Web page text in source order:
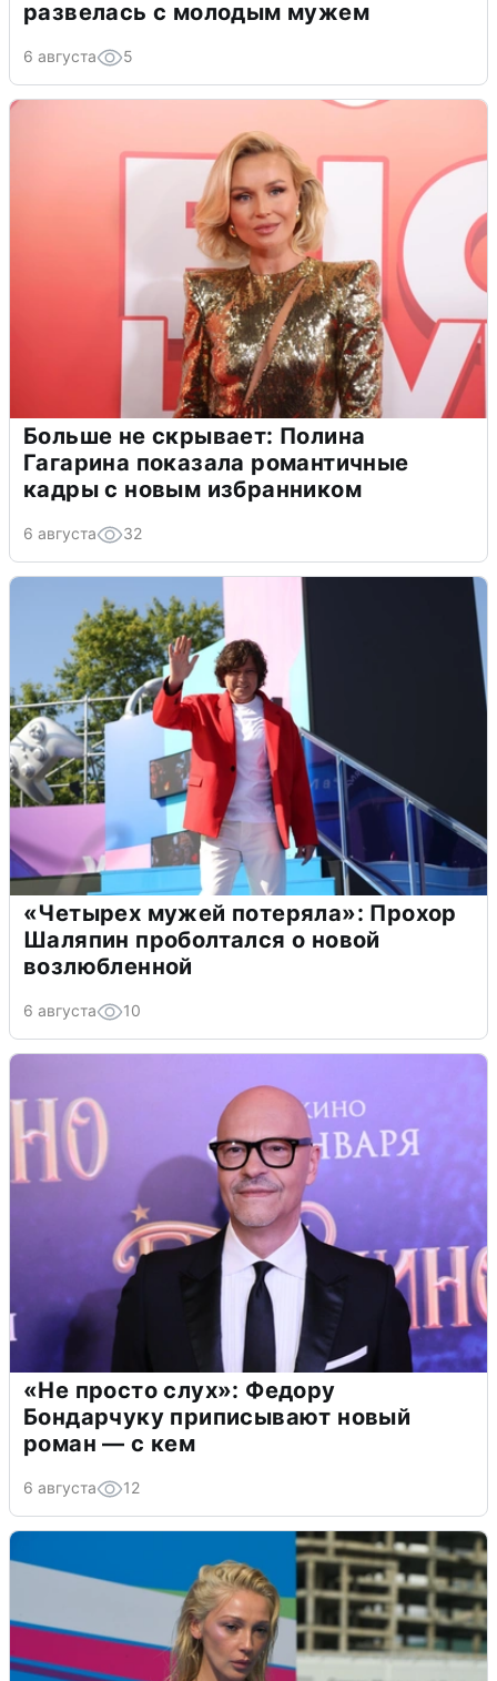
развелась с молодым мужем
6 августа 5
Больше не скрывает: Полина
Гагарина показала романтичные
кадры с новым избранником
6 августа 32
«Четырех мужей потеряла»: Прохор
Шаляпин проболтался о новой
возлюбленной
6 августа 10
«Не просто слух»: Федору
Бондарчуку приписывают новый
роман — с кем
6 августа 12